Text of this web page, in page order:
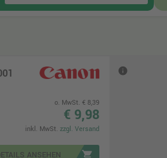
ANSEHEN shopping_cart
o. MwSt. € 8,39
€ 9,98
inkl. MwSt. zzgl. Versand